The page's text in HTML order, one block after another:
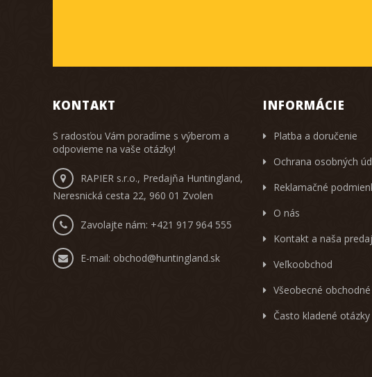
KONTAKT
S radosťou Vám poradíme s výberom a
odpovieme na vaše otázky!
RAPIER s.r.o., Predajňa Huntingland,
Neresnická cesta 22, 960 01 Zvolen
Zavolajte nám: +421 917 964 555
E-mail: obchod@huntingland.sk
INFORMÁCIE
Platba a doručenie
Ochrana osobných
Reklamačné
O nás
Kontakt a naša
Veľkoobchod
Všeobecné
Často kladené otázky